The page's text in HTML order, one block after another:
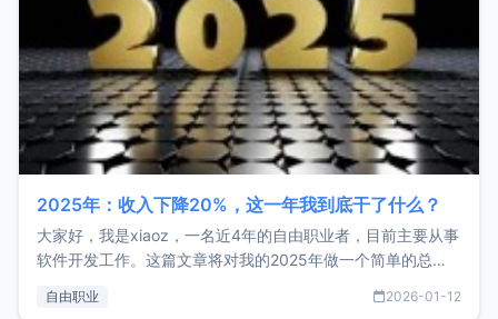
2025年：收入下降20%，这一年我到底干了什么？
大家好，我是xiaoz，一名近4年的自由职业者，目前主要从事
软件开发工作。这篇文章将对我的2025年做一个简单的总
收入下降20%，但却过得很充实，2026年不求突破，但求保
自由职业 2026-01-12